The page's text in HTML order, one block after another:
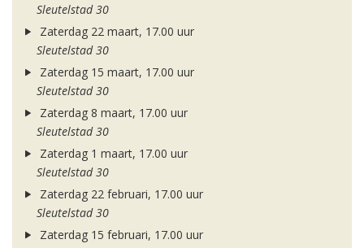
Sleutelstad 30
Zaterdag 22 maart, 17.00 uur
Sleutelstad 30
Zaterdag 15 maart, 17.00 uur
Sleutelstad 30
Zaterdag 8 maart, 17.00 uur
Sleutelstad 30
Zaterdag 1 maart, 17.00 uur
Sleutelstad 30
Zaterdag 22 februari, 17.00 uur
Sleutelstad 30
Zaterdag 15 februari, 17.00 uur